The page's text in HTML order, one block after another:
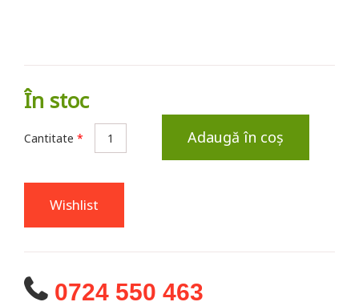
În stoc
Cantitate * Adaugă în coș
Wishlist
0724 550 463